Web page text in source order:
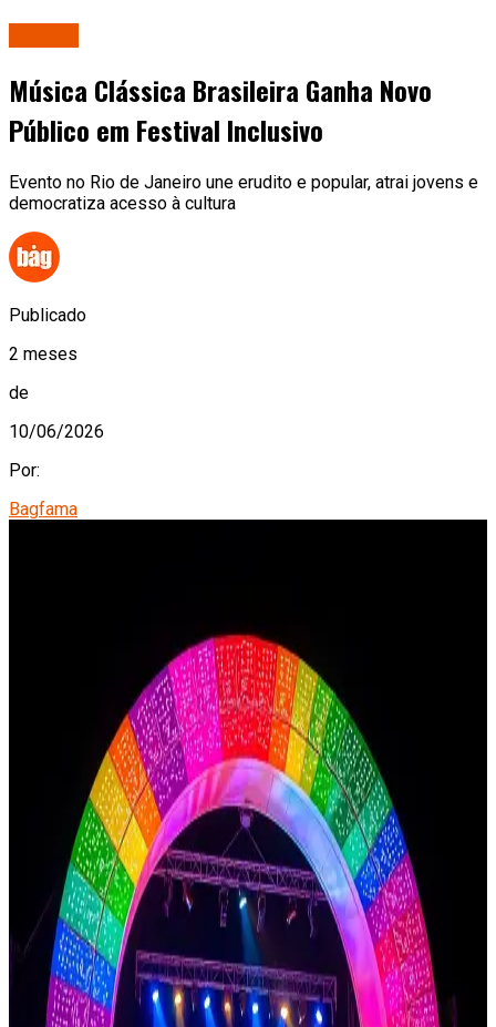
Música Clássica Brasileira Ganha Novo
Público em Festival Inclusivo
Evento no Rio de Janeiro une erudito e popular, atrai jovens e
democratiza acesso à cultura
Publicado
2 meses
de
10/06/2026
Por:
Bagfama